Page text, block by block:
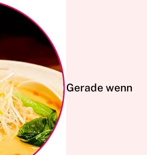
Gerade wenn